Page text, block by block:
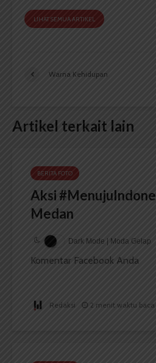
LIHAT SEMUA ARTIKEL
Warna Kehidupan
Artikel terkait lain
BERITA FOTO
Aksi
Medan
Dark Mode | Moda Gelap
Komentar Facebook Anda
Redaksi 2 menit waktu baca